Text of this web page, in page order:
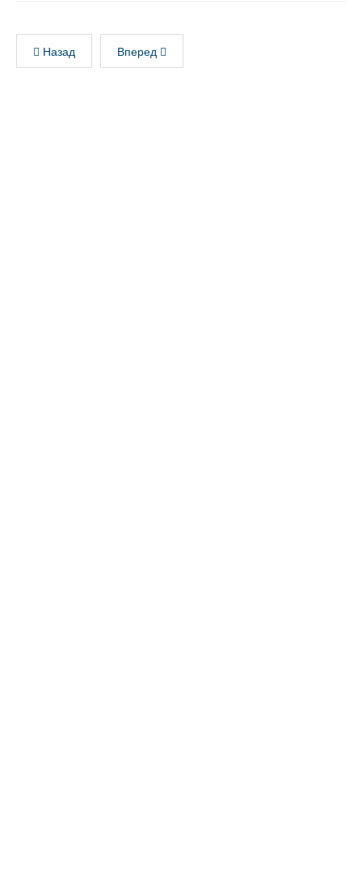
Назад Вперед